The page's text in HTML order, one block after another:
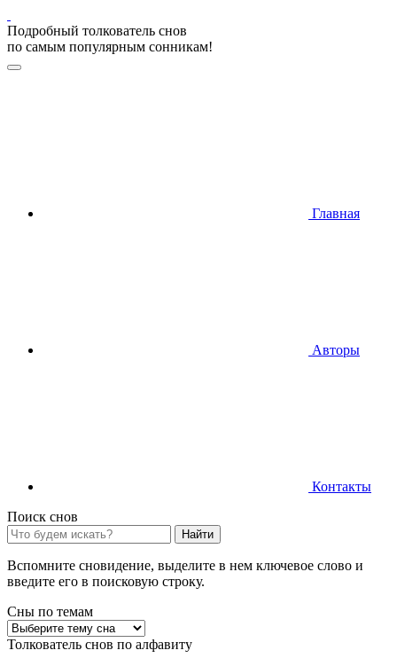
Подробный толкователь снов
по самым популярным сонникам!
Главная
Авторы
Контакты
Поиск снов
Найти
Вспомните сновидение, выделите в нем ключевое слово и
введите его в поисковую строку.
Сны по темам
Толкователь снов по алфавиту